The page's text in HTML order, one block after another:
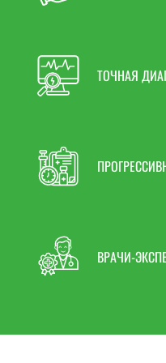
Голодание;
Употребление
Патологии ЖКТ,
всасывания
кальция.
ТОЧНАЯ
ВРАЧИ-